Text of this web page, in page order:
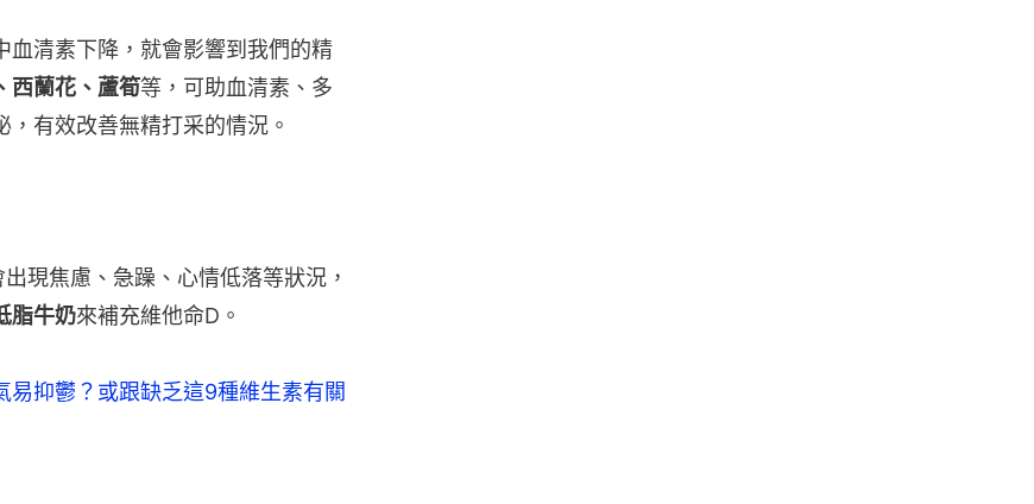
血清素下降，就會影響到我們的精
西蘭花、蘆筍等，可助血清素、多
有效改善無精打采的情況。
現焦慮、急躁、心情低落等狀況，
脂牛奶來補充維他命D。
易抑鬱？或跟缺乏這9種維生素有關